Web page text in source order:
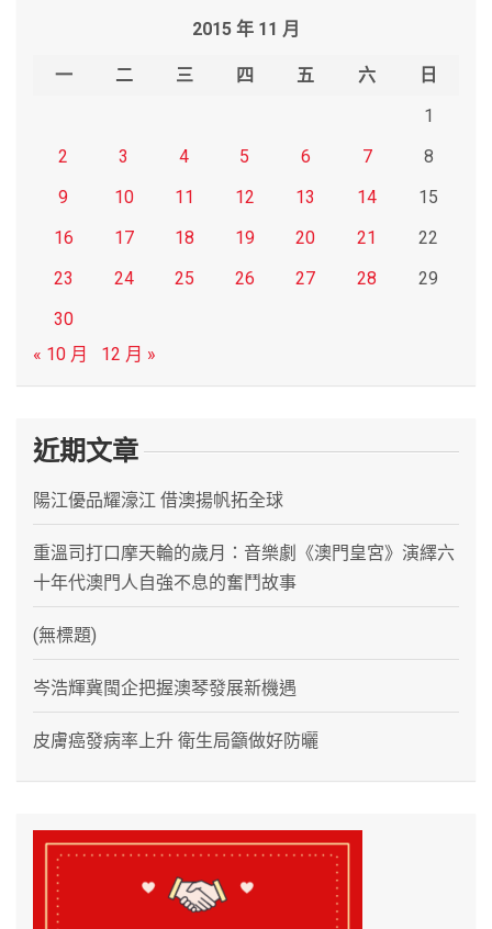
2015 年 11 月
一 二 三 四 五 六
日
1
2
3 4 5 6 7
8
9
10 11 12 13 14
15
16
17 18 19 20 21
22
23
24 25 26 27 28
29
30
« 10 月
12 月 »
近期文章
陽江優品耀濠江 借澳揚帆拓全球
重溫司打口摩天輪的歲月：音樂劇《澳門皇宮》演繹六
十年代澳門人自強不息的奮鬥故事
(無標題)
岑浩輝冀閩企把握澳琴發展新機遇
皮膚癌發病率上升 衛生局籲做好防曬